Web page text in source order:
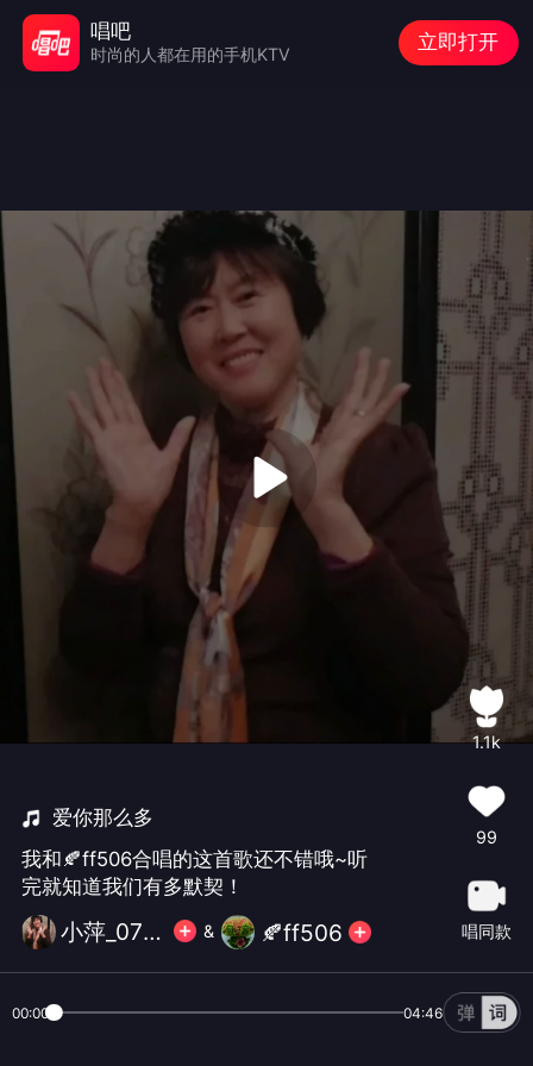
爱你那么多
我和🍂ff506合唱的这首歌还不错哦~听
完就知道我们有多默契！
小萍_0725 & 🍂ff506
1.1k
99
唱同款
00:00 04:46
唱吧
时尚的人都在用的手机KTV
立即打开